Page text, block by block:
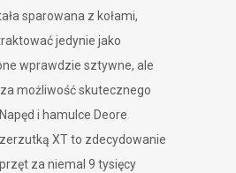
sparowana z kołami,
jedynie jako
wprawdzie sztywne, ale
możliwość skutecznego
i hamulce Deore
XT to zdecydowanie
za niemal 9 tysięcy